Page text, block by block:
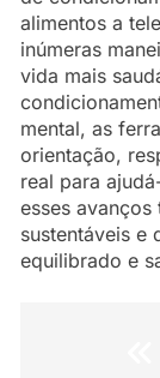
alimentos a
inúmeras
vida mais
mental, as
orientação,
real para
esses
sustentáveis e
equilibrado e